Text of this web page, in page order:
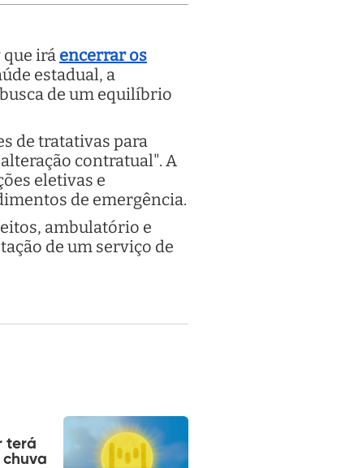
irá encerrar os
estadual, a
de um equilíbrio
de tratativas para
contratual". A
eletivas e
de emergência.
ambulatório e
de um serviço de
terá